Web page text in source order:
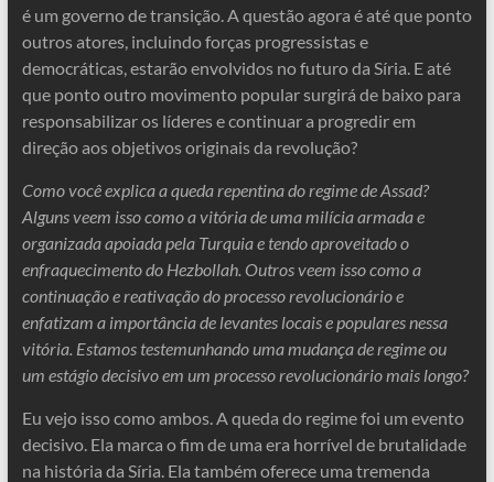
é um governo de transição. A questão agora é até que ponto
outros atores, incluindo forças progressistas e
democráticas, estarão envolvidos no futuro da Síria. E até
que ponto outro movimento popular surgirá de baixo para
responsabilizar os líderes e continuar a progredir em
direção aos objetivos originais da revolução?
Como você explica a queda repentina do regime de Assad?
Alguns veem isso como a vitória de uma milícia armada e
organizada apoiada pela Turquia e tendo aproveitado o
enfraquecimento do Hezbollah. Outros veem isso como a
continuação e reativação do processo revolucionário e
enfatizam a importância de levantes locais e populares nessa
vitória. Estamos testemunhando uma mudança de regime ou
um estágio decisivo em um processo revolucionário mais longo?
Eu vejo isso como ambos. A queda do regime foi um evento
decisivo. Ela marca o fim de uma era horrível de brutalidade
na história da Síria. Ela também oferece uma tremenda